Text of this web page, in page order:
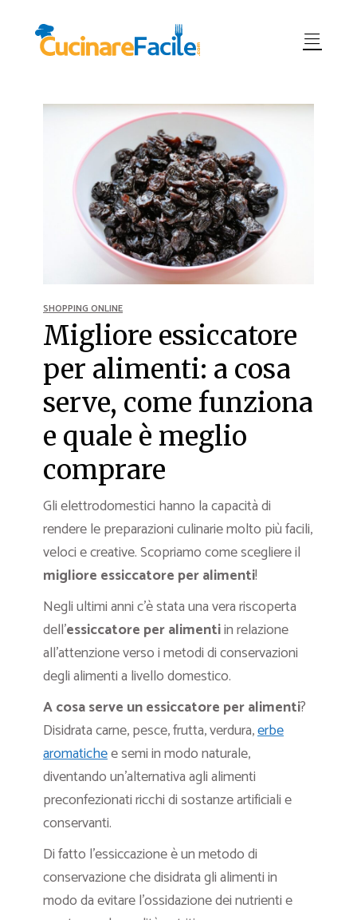
SHOPPING ONLINE
Migliore essiccatore
per alimenti: a cosa
serve, come funziona
e quale è meglio
comprare
Gli elettrodomestici hanno la capacità di
rendere le preparazioni culinarie molto più facili,
veloci e creative. Scopriamo come scegliere il
migliore essiccatore per alimenti!
Negli ultimi anni c’è stata una vera riscoperta
dell’essiccatore per alimentiin relazione
all’attenzione verso i metodi di conservazioni
degli alimenti a livello domestico.
A cosa serve un essiccatore per alimenti?
Disidrata carne, pesce, frutta, verdura,erbe
aromatichee semi in modo naturale,
diventando un’alternativa agli alimenti
preconfezionati ricchi di sostanze artificiali e
conservanti.
Di fatto l’essiccazione è un metodo di
conservazione che disidrata gli alimenti in
modo da evitare l’ossidazione dei nutrienti e